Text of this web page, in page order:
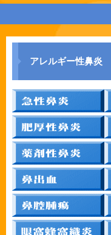
アレルギー性鼻炎